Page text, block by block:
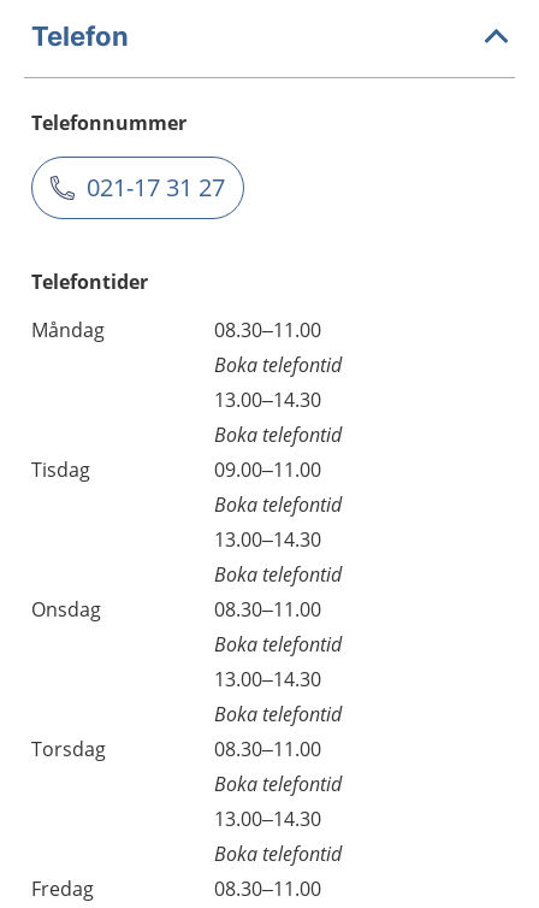
Telefon
Telefonnummer
021-17 31 27
Telefontider
Måndag
08.30–11.00
Boka telefontid
13.00–14.30
Boka telefontid
Tisdag
09.00–11.00
Boka telefontid
13.00–14.30
Boka telefontid
Onsdag
08.30–11.00
Boka telefontid
13.00–14.30
Boka telefontid
Torsdag
08.30–11.00
Boka telefontid
13.00–14.30
Boka telefontid
Fredag
08.30–11.00